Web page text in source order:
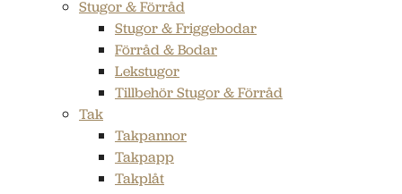
Stugor & Förråd
Stugor & Friggebodar
Förråd & Bodar
Lekstugor
Tillbehör Stugor & Förråd
Tak
Takpannor
Takpapp
Takplåt